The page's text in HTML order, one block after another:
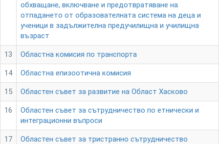
обхващане, включване и предотвратяване на
отпадането от образователната система на деца и
ученици в задължителна предучилищна и училищна
възраст
13 Областна комисия по транспорта
14 Областна епизоотична комисия
15 Областен съвет за развитие на Област Хасково
16
Областен съвет за сътрудничество по етнически и
интеграционни въпроси
17 Областен съвет за тристранно сътрудничество